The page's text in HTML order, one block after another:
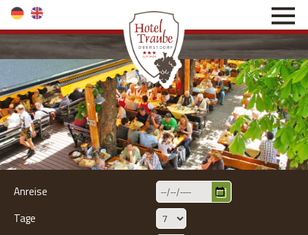
direkt zur Navigation
direkt zum Inhalt
Anreise
Tage